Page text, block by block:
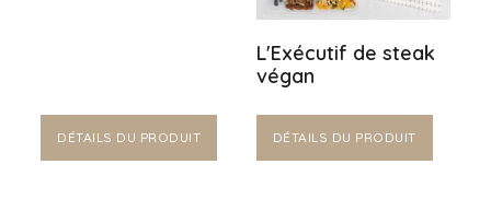
DÉTAILS DU PRODUIT
L'Exécutif de steak
végan
DÉTAILS DU PRODUIT